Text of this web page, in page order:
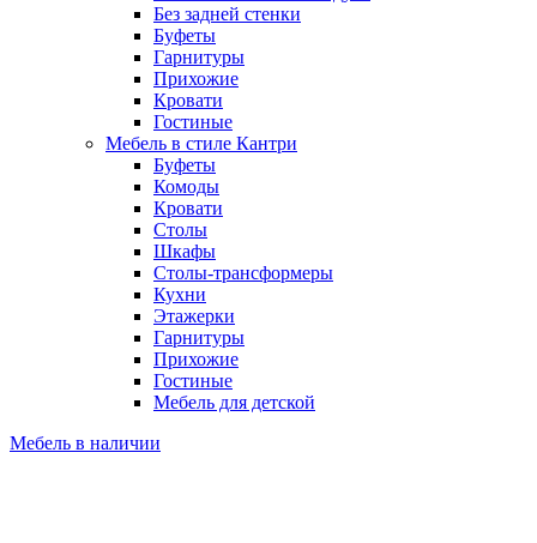
Без задней стенки
Буфеты
Гарнитуры
Прихожие
Кровати
Гостиные
Мебель в стиле Кантри
Буфеты
Комоды
Кровати
Столы
Шкафы
Столы-трансформеры
Кухни
Этажерки
Гарнитуры
Прихожие
Гостиные
Мебель для детской
Мебель в наличии